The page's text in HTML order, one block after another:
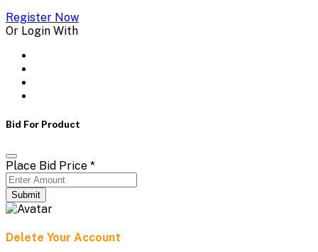
Register Now
Or Login With
Bid For Product
Place Bid Price *
Submit
Delete Your Account